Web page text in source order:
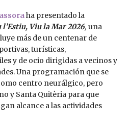
ha presentado la
l’Estiu, Viu la Mar 2026, una
más de un centenar de
turísticas,
y de ocio dirigidas a vecinos y
Una programación que se
centro neurálgico, pero
y Santa Quitèria para que
alcance a las actividades